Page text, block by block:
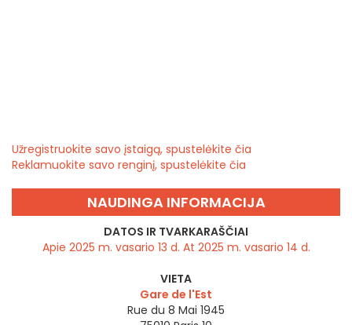
Užregistruokite savo įstaigą, spustelėkite čia
Reklamuokite savo renginį, spustelėkite čia
NAUDINGA INFORMACIJA
DATOS IR TVARKARAŠČIAI
Apie 2025 m. vasario 13 d. At 2025 m. vasario 14 d.
VIETA
Gare de l'Est
Rue du 8 Mai 1945